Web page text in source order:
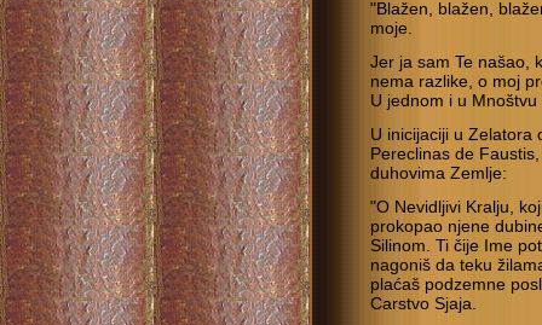
"Blažen, blažen,
moje.
Jer ja sam Te našao,
nema razlike, o moj
U jednom i u
U inicijaciji u Zelatora
Pereclinas de
duhovima Zemlje:
"O Nevidljivi Kralju,
prokopao njene
Silinom. Ti čije Ime
nagoniš da teku
plaćaš podzemne
Carstvo Sjaja.